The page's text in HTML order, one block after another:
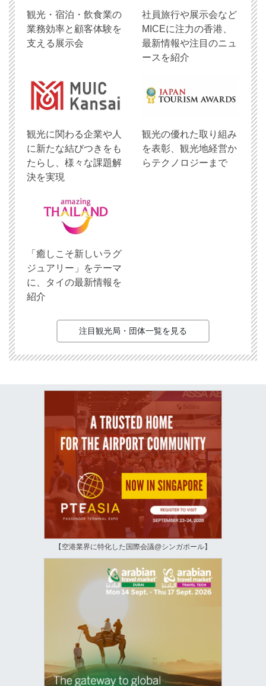
観光・宿泊・飲食業の
業務効率と顧客体験を
支える展示会
社員旅行や展示会など
MICEに注力の香港、
最新情報や注目のニュ
ースを紹介
観光に関わる企業や人
に新たな結びつきをも
たらし、様々な課題解
決を実現
観光の優れた取り組み
を表彰、観光地経営か
らテクノロジーまで
「癒しこそ新しいラグ
ジュアリー」をテーマ
に、タイの最新情報を
紹介
注目観光局・団体一覧を見る
【空港業界に特化した国際会議@シンガポール】